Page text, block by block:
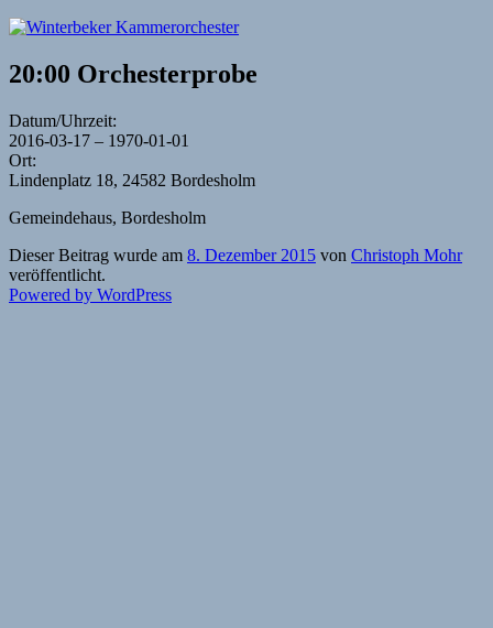
20:00 Orchesterprobe
Datum/Uhrzeit:
2016-03-17 – 1970-01-01
Ort:
Lindenplatz 18, 24582 Bordesholm
Gemeindehaus, Bordesholm
Dieser Beitrag wurde am 8. Dezember 2015 von Christoph Mohr
veröffentlicht.
Powered by WordPress